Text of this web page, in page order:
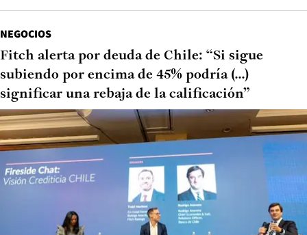
NEGOCIOS
Fitch alerta por deuda de Chile: “Si sigue
subiendo por encima de 45% podría (...)
significar una rebaja de la calificación”